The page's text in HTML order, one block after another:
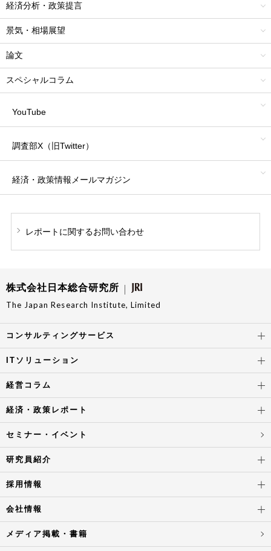
経済分析・政策提言
景気・相場展望
論文
スペシャルコラム
YouTube
調査部X（旧Twitter）
経済・政策情報 メールマガジン
レポートに関するお問い合わせ
株式会社日本総合研究所
The Japan Research Institute, Limited
コンサルティングサービス
ITソリューション
経営コラム
経済・政策レポート
セミナー・イベント
研究員紹介
採用情報
会社情報
メディア掲載・書籍